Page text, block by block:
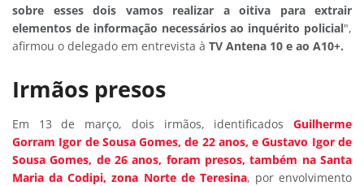
sobre esses dois vamos realizar a oitiva para extrair
elementos de informação necessários ao inquérito policial",
afirmou o delegado em entrevista à TV Antena 10 e ao A10+.
Irmãos presos
Em 13 de março, dois irmãos, identificados Guilherme
Gorram Igor de Sousa Gomes, de 22 anos, e Gustavo Igor de
Sousa Gomes, de 26 anos, foram presos, também na Santa
Maria da Codipi, zona Norte de Teresina, por envolvimento